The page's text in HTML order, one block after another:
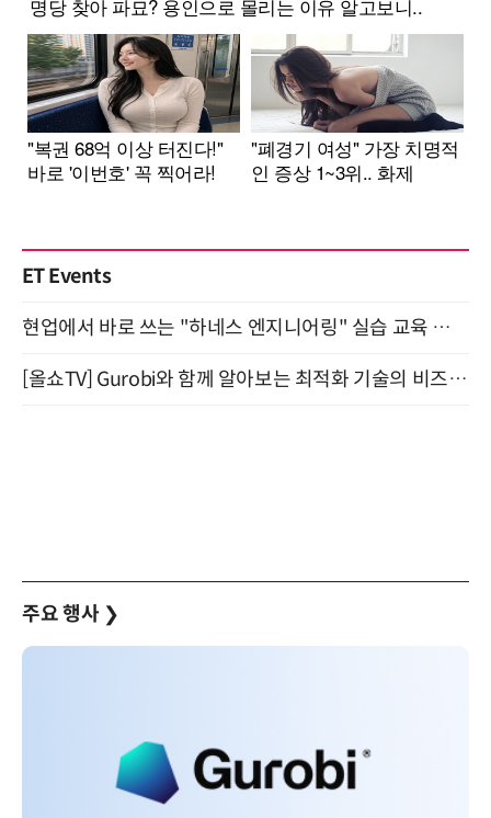
ET Events
현업에서 바로 쓰는 "하네스 엔지니어링" 실습 교육 워크숍 8월 20일 개최
[올쇼TV] Gurobi와 함께 알아보는 최적화 기술의 비즈니스 활용 (8월 20일 생방송)
주요 행사 ❯